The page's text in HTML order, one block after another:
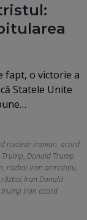
fapt, o victorie a
Statele Unite
nuclear iranian, acord
Trump, Donald Trump
, război Iran armistițiu,
război Iran Donald
trump Iran acord